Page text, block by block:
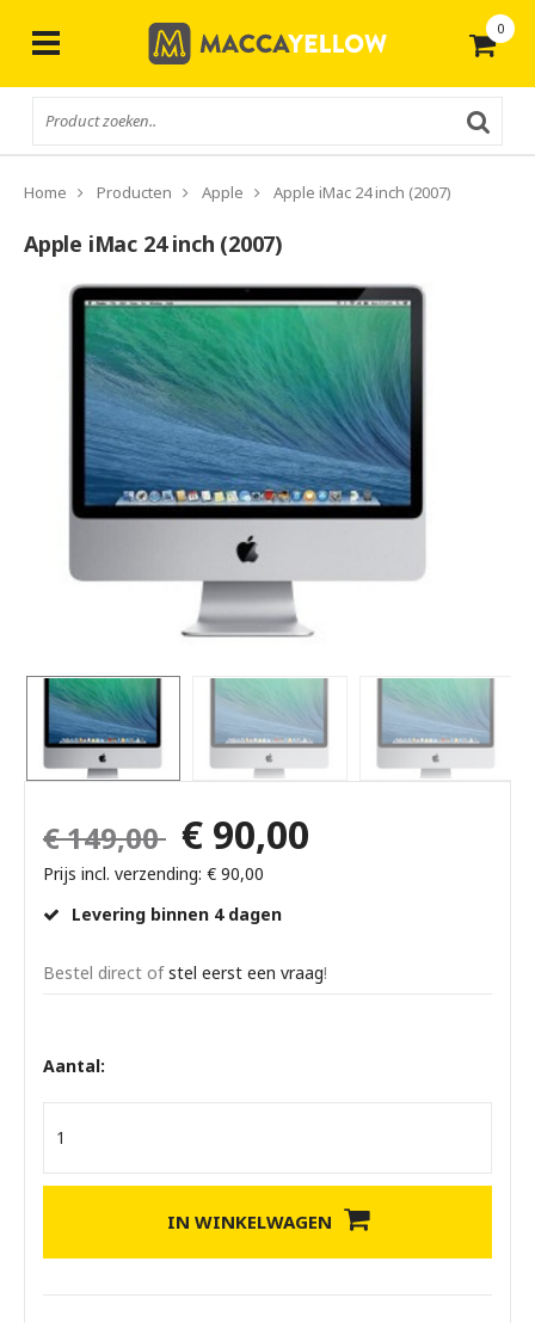
0
Home Producten Apple Apple iMac 24 inch (2007)
Apple iMac 24 inch (2007)
€ 149,00 € 90,00
Prijs incl. verzending: € 90,00
Levering binnen 4 dagen
Bestel direct ofstel eerst een vraag!
Aantal:
IN WINKELWAGEN